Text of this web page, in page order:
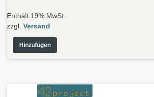
Enthält 19% MwSt.
zzgl. Versand
Hinzufügen